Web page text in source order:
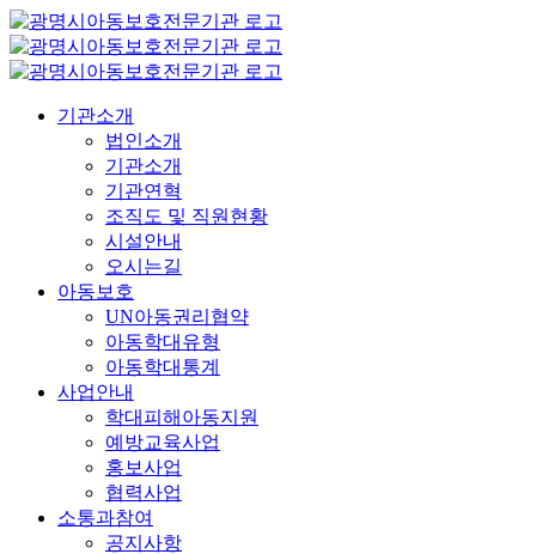
콘
텐
츠
기관소개
법인소개
기관소개
기관연혁
조직도 및 직원현황
시설안내
오시는길
아동보호
UN아동권리협약
아동학대유형
아동학대통계
사업안내
학대피해아동지원
예방교육사업
홍보사업
협력사업
소통과참여
공지사항